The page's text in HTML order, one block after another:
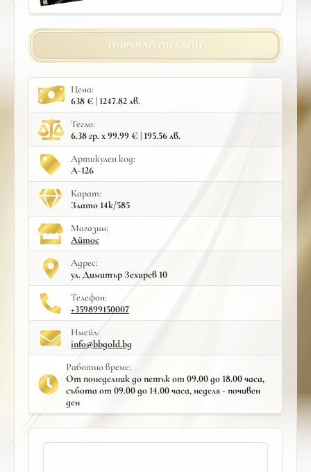
ПОРЪЧАЙ ОНЛАЙН
Цена:
638 € | 1247.82 лв.
Тегло:
6.38 гр. x 99.99 € | 195.56 лв.
Артикулен код:
A-126
Карат:
Злато 14к/585
Mагазин:
Айтос
Адрес:
ул. Димитър Зехирев 10
Телефон:
+359899150007
Имейл:
info@bbgold.bg
Работно време:
От понеделник до петък от 09.00 до 18.00 часа,
събота от 09.00 до 14.00 часа, неделя - почивен
ден